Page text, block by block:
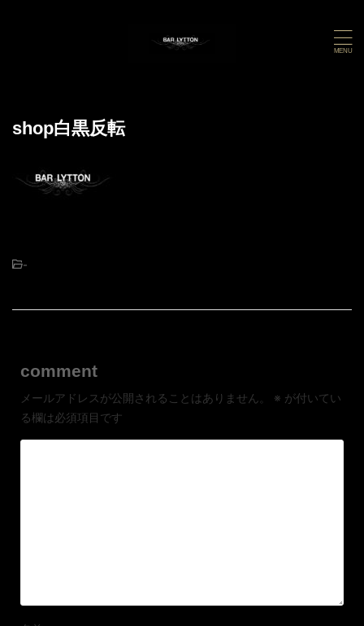
shop白黒反転
-
comment
メールアドレスが公開されることはありません。 ※ が付いてい
る欄は必須項目です